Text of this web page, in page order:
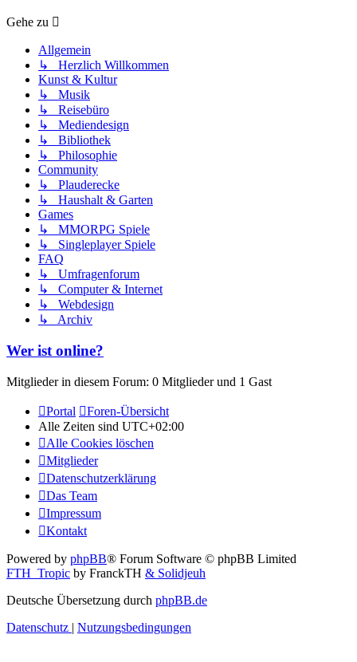
Gehe zu
Allgemein
↳ Herzlich Willkommen
Kunst & Kultur
↳ Musik
↳ Reisebüro
↳ Mediendesign
↳ Bibliothek
↳ Philosophie
Community
↳ Plauderecke
↳ Haushalt & Garten
Games
↳ MMORPG Spiele
↳ Singleplayer Spiele
FAQ
↳ Umfragenforum
↳ Computer & Internet
↳ Webdesign
↳ Archiv
Wer ist online?
Mitglieder in diesem Forum: 0 Mitglieder und 1 Gast
Portal
Foren-Übersicht
Alle Zeiten sind UTC+02:00
Alle Cookies löschen
Mitglieder
Datenschutzerklärung
Das Team
Impressum
Kontakt
Powered by phpBB® Forum Software © phpBB Limited
FTH_Tropic by FranckTH & Solidjeuh
Deutsche Übersetzung durch phpBB.de
Datenschutz | Nutzungsbedingungen